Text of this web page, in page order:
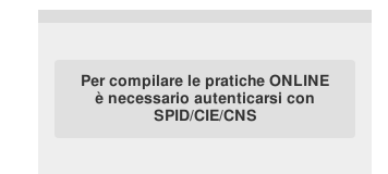
Per compilare le pratiche ONLINE
è necessario autenticarsi con
SPID/CIE/CNS